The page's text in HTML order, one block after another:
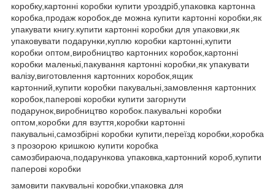
коробку,картонні коробки купити уроздріб,упаковка картонна
коробка,продаж коробок,де можна купити картонні коробки,як
упакувати книгу.купити картонні коробки для упаковки,як
упаковувати подарунки,куплю коробки картонні,купити
коробки оптом,виробництво картонних коробок,картонні
коробки маленькі,пакування картонні коробки,як упакувати
валізу,виготовлення картонних коробок,ящик
картонний,купити коробки пакувальні,замовлення картонних
коробок,паперові коробки купити загорнути
подарунок,виробництво коробок.пакувальні коробки
оптом,коробки для взуття,коробки картонні
пакувальні,самозбірні коробки купити,переїзд коробки,коробка
з прозорою кришкою купити коробка
самозбираюча,подарункова упаковка,картонний короб,купити
паперові коробки
замовити пакувальні коробки,упаковка для